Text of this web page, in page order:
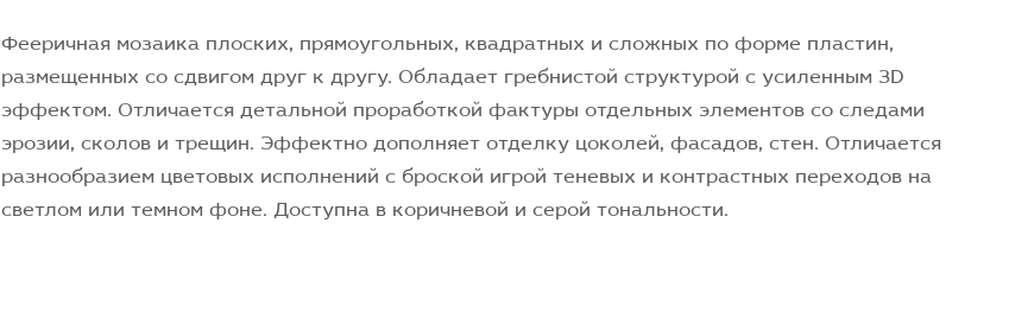
Фееричная мозаика плоских, прямоугольных, квадратных и сложных по форме пластин,
размещенных со сдвигом друг к другу. Обладает гребнистой структурой с усиленным 3D
эффектом. Отличается детальной проработкой фактуры отдельных элементов со следами
эрозии, сколов и трещин. Эффектно дополняет отделку цоколей, фасадов, стен. Отличается
разнообразием цветовых исполнений с броской игрой теневых и контрастных переходов на
светлом или темном фоне. Доступна в коричневой и серой тональности.